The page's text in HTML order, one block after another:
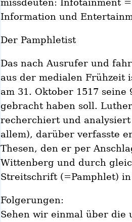
missdeuten: Infotainment
Information und
Der Pamphletist
Das nach Ausrufer und
aus der medialen
am 31. Oktober 1517
gebracht haben soll.
recherchiert und analysiert
allem), darüber verfasste
Thesen, den er per
Wittenberg und durch
Streitschrift (=Pamphlet)
Folgerungen:
Sehen wir einmal über die